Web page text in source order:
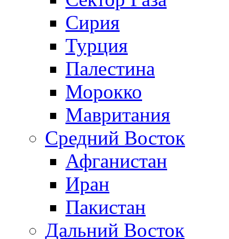
Сирия
Турция
Палестина
Морокко
Мавритания
Средний Восток
Афганистан
Иран
Пакистан
Дальний Восток